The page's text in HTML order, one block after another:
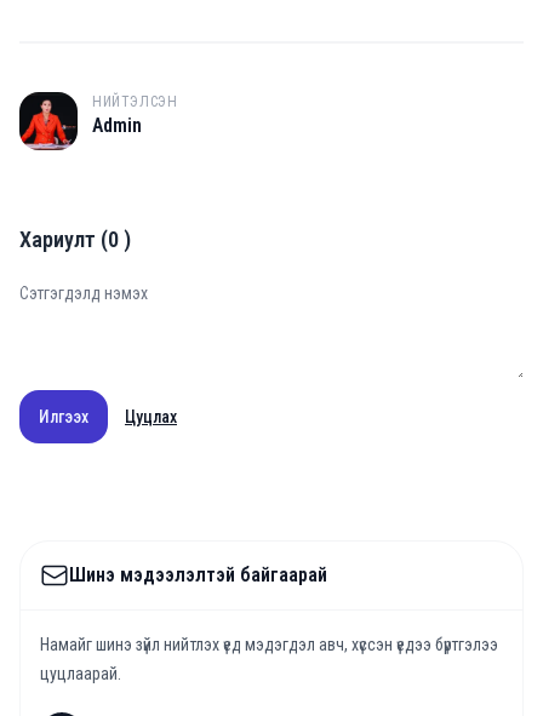
A
НИЙТЭЛСЭН
Admin
Хариулт (0)
Илгээх Цуцлах
Шинэ мэдээлэлтэй байгаарай
Намайг шинэ зүйл нийтлэх үед мэдэгдэл авч, хүссэн үедээ бүртгэлээ
цуцлаарай.